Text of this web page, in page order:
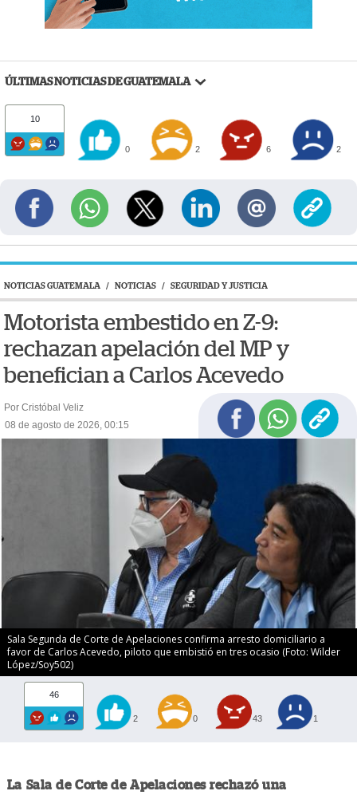
ÚLTIMAS NOTICIAS DE GUATEMALA
10
0 2 6 2
NOTICIAS GUATEMALA / NOTICIAS / SEGURIDAD Y JUSTICIA
Motorista embestido en Z-9:
rechazan apelación del MP y
benefician a Carlos Acevedo
Por Cristóbal Veliz
08 de agosto de 2026, 00:15
Sala Segunda de Corte de Apelaciones confirma arresto domiciliario a
favor de Carlos Acevedo, piloto que embistió en tres ocasio (Foto: Wilder
López/Soy502)
46
2 0 43 1
La Sala de Corte de Apelaciones rechazó una